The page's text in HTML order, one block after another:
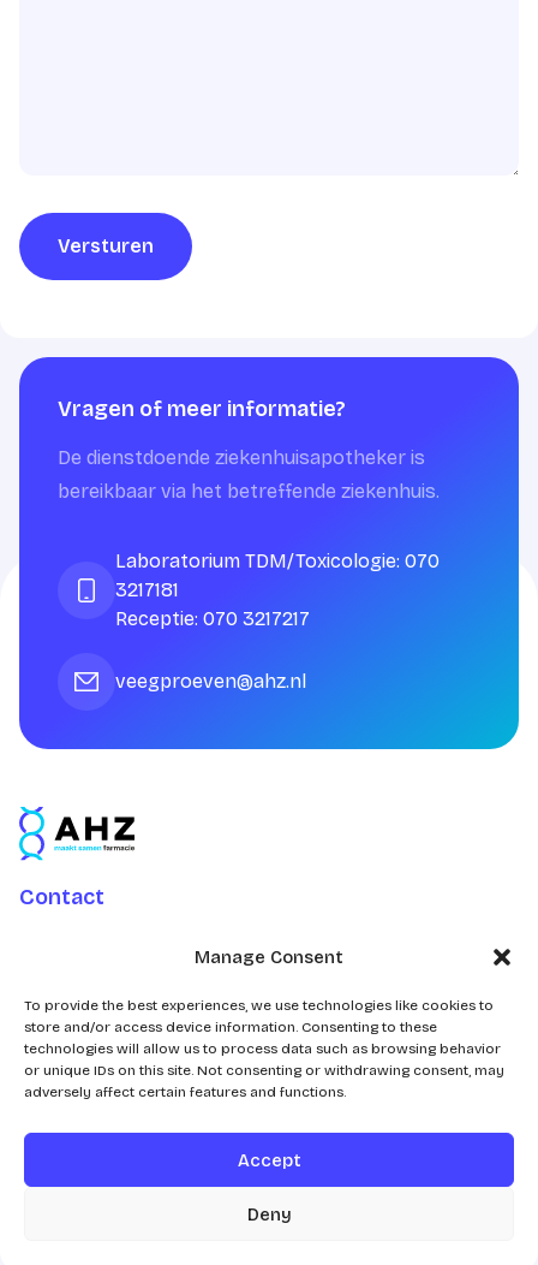
Manage Consent
To provide the best experiences, we use technologies like cookies to
store and/or access device information. Consenting to these
technologies will allow us to process data such as browsing behavior
or unique IDs on this site. Not consenting or withdrawing consent, may
adversely affect certain features and functions.
Accept
Deny
Versturen
Vragen of meer informatie?
De dienstdoende ziekenhuisapotheker is
bereikbaar via het betreffende ziekenhuis.
Laboratorium TDM/Toxicologie: 070
3217181
Receptie: 070 3217217
veegproeven@ahz.nl
Contact
Postbus 43100
2504 AC Den Haag
Zeker Zichtbaar